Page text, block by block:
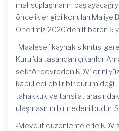
mahsuplaşmanın
öncelikler gibi konuları Maliye
Önerimiz 2020’den itibaren 5
-Maalesef kaynak sıkıntısı
Kurul’da tasarıdan çıkarıldı.
sektör devreden KDV’lerini
kabul edilebilir bir durum değil.
tahakkuk ve tahsilat
ulaşmasının bir nedeni budur.
-Mevcut düzenlemelerle KDV